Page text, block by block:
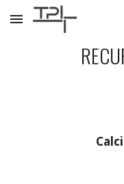
Skip to main content